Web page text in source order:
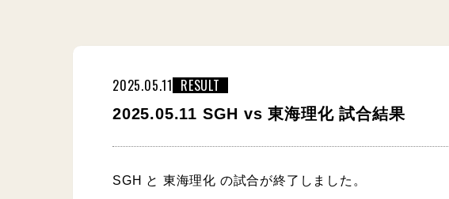
2025.05.11 RESULT
2025.05.11 SGH vs 東海理化 試合結果
SGH と 東海理化 の試合が終了しました。